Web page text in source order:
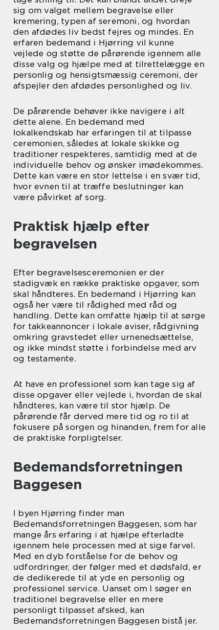
sig om valget mellem begravelse eller
kremering, typen af seremoni, og hvordan
den afdødes liv bedst fejres og mindes. En
erfaren bedemand i Hjørring vil kunne
vejlede og støtte de pårørende igennem alle
disse valg og hjælpe med at tilrettelægge en
personlig og hensigtsmæssig ceremoni, der
afspejler den afdødes personlighed og liv.
De pårørende behøver ikke navigere i alt
dette alene. En bedemand med
lokalkendskab har erfaringen til at tilpasse
ceremonien, således at lokale skikke og
traditioner respekteres, samtidig med at de
individuelle behov og ønsker imødekommes.
Dette kan være en stor lettelse i en svær tid,
hvor evnen til at træffe beslutninger kan
være påvirket af sorg.
Praktisk hjælp efter
begravelsen
Efter begravelsesceremonien er der
stadigvæk en række praktiske opgaver, som
skal håndteres. En bedemand i Hjørring kan
også her være til rådighed med råd og
handling. Dette kan omfatte hjælp til at sørge
for takkeannoncer i lokale aviser, rådgivning
omkring gravstedet eller urnenedsættelse,
og ikke mindst støtte i forbindelse med arv
og testamente.
At have en professionel som kan tage sig af
disse opgaver eller vejlede i, hvordan de skal
håndteres, kan være til stor hjælp. De
pårørende får derved mere tid og ro til at
fokusere på sorgen og hinanden, frem for alle
de praktiske forpligtelser.
Bedemandsforretningen
Baggesen
I byen Hjørring finder man
Bedemandsforretningen Baggesen, som har
mange års erfaring i at hjælpe efterladte
igennem hele processen med at sige farvel.
Med en dyb forståelse for de behov og
udfordringer, der følger med et dødsfald, er
de dedikerede til at yde en personlig og
professionel service. Uanset om I søger en
traditionel begravelse eller en mere
personligt tilpasset afsked, kan
Bedemandsforretningen Baggesen bistå jer.